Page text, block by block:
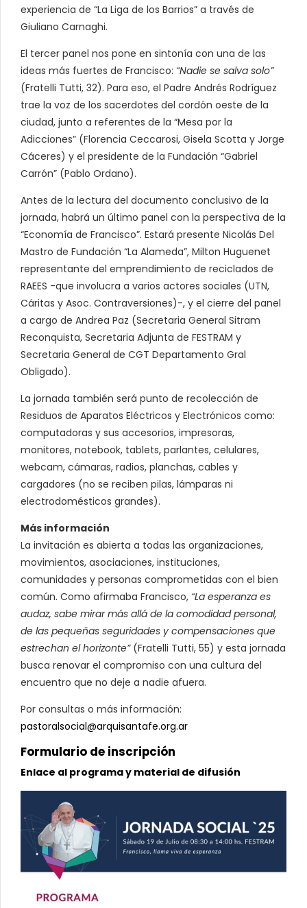
experiencia de “La Liga de los Barrios” a través de
Giuliano Carnaghi.
El tercer panel nos pone en sintonía con una de las
ideas más fuertes de Francisco: “Nadie se salva solo”
(Fratelli Tutti, 32). Para eso, el Padre Andrés Rodríguez
trae la voz de los sacerdotes del cordón oeste de la
ciudad, junto a referentes de la “Mesa por la
Adicciones” (Florencia Ceccarosi, Gisela Scotta y Jorge
Cáceres) y el presidente de la Fundación “Gabriel
Carrón” (Pablo Ordano).
Antes de la lectura del documento conclusivo de la
jornada, habrá un último panel con la perspectiva de la
“Economía de Francisco”. Estará presente Nicolás Del
Mastro de Fundación “La Alameda”, Milton Huguenet
representante del emprendimiento de reciclados de
RAEES -que involucra a varios actores sociales (UTN,
Cáritas y Asoc. Contraversiones)-, y el cierre del panel
a cargo de Andrea Paz (Secretaria General Sitram
Reconquista, Secretaria Adjunta de FESTRAM y
Secretaria General de CGT Departamento Gral
Obligado).
La jornada también será punto de recolección de
Residuos de Aparatos Eléctricos y Electrónicos como:
computadoras y sus accesorios, impresoras,
monitores, notebook, tablets, parlantes, celulares,
webcam, cámaras, radios, planchas, cables y
cargadores (no se reciben pilas, lámparas ni
electrodomésticos grandes).
Más información
La invitación es abierta a todas las organizaciones,
movimientos, asociaciones, instituciones,
comunidades y personas comprometidas con el bien
común. Como afirmaba Francisco, “La esperanza es
audaz, sabe mirar más allá de la comodidad personal,
de las pequeñas seguridades y compensaciones que
estrechan el horizonte”(Fratelli Tutti, 55) y esta jornada
busca renovar el compromiso con una cultura del
encuentro que no deje a nadie afuera.
Por consultas o más información:
pastoralsocial@arquisantafe.org.ar
Formulario de inscripción
Enlace al programa y material de difusión